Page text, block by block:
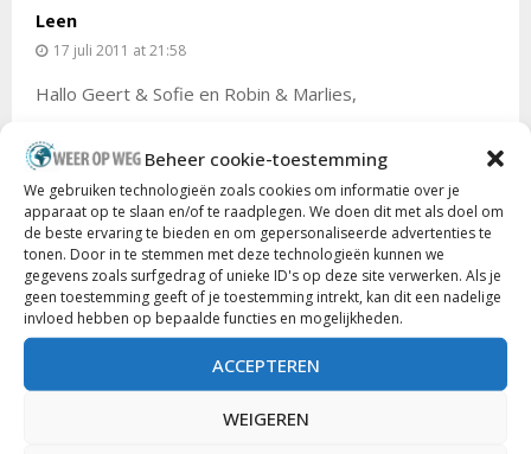
Beheer cookie-toestemming
We gebruiken technologieën zoals cookies om informatie over je
apparaat op te slaan en/of te raadplegen. We doen dit met als doel om
de beste ervaring te bieden en om gepersonaliseerde advertenties te
tonen. Door in te stemmen met deze technologieën kunnen we
gegevens zoals surfgedrag of unieke ID's op deze site verwerken. Als je
geen toestemming geeft of je toestemming intrekt, kan dit een nadelige
invloed hebben op bepaalde functies en mogelijkheden.
ACCEPTEREN
WEIGEREN
Leen
17 juli 2011 at 21:58
Hallo Geert & Sofie en Robin & Marlies,
Fijn om jullie blog zo te lezen en jullie een beetje te
volgen! Veel plezier en geniet er nog van!
Groetjes,
Leen
Jeroen
Ik moet terugdenken aan die Hollandse die vorig jaar in
Moab in en aan het zwembad bezig zat over death